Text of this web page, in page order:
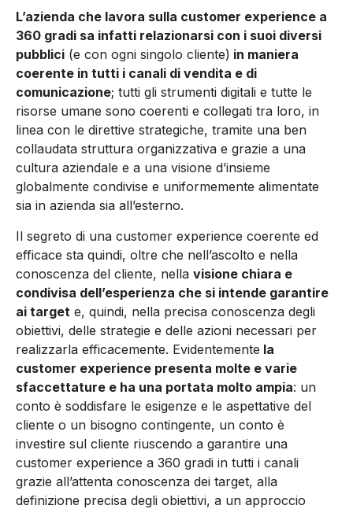
L’azienda che lavora sulla customer experience a
360 gradi sa infatti relazionarsi con i suoi diversi
pubblici (e con ogni singolo cliente) in maniera
coerente in tutti i canali di vendita e di
comunicazione; tutti gli strumenti digitali e tutte le
risorse umane sono coerenti e collegati tra loro, in
linea con le direttive strategiche, tramite una ben
collaudata struttura organizzativa e grazie a una
cultura aziendale e a una visione d’insieme
globalmente condivise e uniformemente alimentate
sia in azienda sia all’esterno.
Il segreto di una customer experience coerente ed
efficace sta quindi, oltre che nell’ascolto e nella
conoscenza del cliente, nella visione chiara e
condivisa dell’esperienza che si intende garantire
ai target e, quindi, nella precisa conoscenza degli
obiettivi, delle strategie e delle azioni necessari per
realizzarla efficacemente. Evidentemente la
customer experience presenta molte e varie
sfaccettature e ha una portata molto ampia: un
conto è soddisfare le esigenze e le aspettative del
cliente o un bisogno contingente, un conto è
investire sul cliente riuscendo a garantire una
customer experience a 360 gradi in tutti i canali
grazie all’attenta conoscenza dei target, alla
definizione precisa degli obiettivi, a un approccio